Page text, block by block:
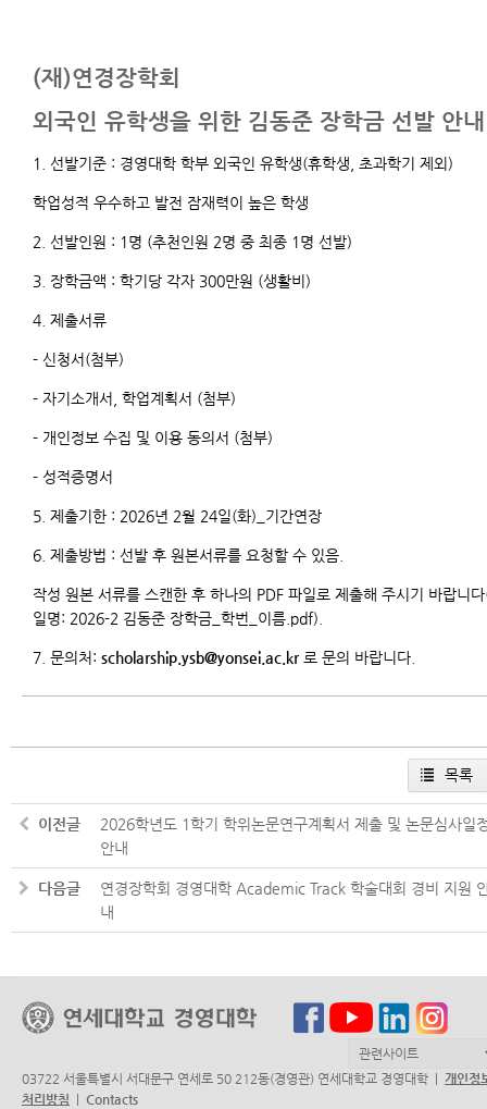
(재)연경장학회
외국인 유학생을 위한 김동준 장학금 선발 안
1. 선발기준 : 경영대학 학부 외국인 유학생(휴학생, 초과학기 제외)
학업성적 우수하고 발전 잠재력이 높은 학생
2. 선발인원 : 1명 (추천인원 2명 중 최종 1명 선발)
3. 장학금액 : 학기당 각자 300만원 (생활비)
4. 제출서류
- 신청서(첨부)
- 자기소개서, 학업계획서 (첨부)
- 개인정보 수집 및 이용 동의서 (첨부)
- 성적증명서
5. 제출기한 : 2026년 2월 24일(화)_기간연장
6. 제출방법 : 선발 후 원본서류를 요청할 수 있음.
작성 원본 서류를 스캔한 후 하나의 PDF 파일로 제출해 주시기 바랍니
일명: 2026-2 김동준 장학금_학번_이름.pdf).
7. 문의처: scholarship.ysb@yonsei.ac.kr로 문의 바랍니다.
목록
이전글
2026학년도 1학기 학위논문연구계획서 제출 및 논문심사일
안내
다음글
연경장학회 경영대학 Academic Track 학술대회 경비 지원
내
03722 서울특별시 서대문구 연세로 50 212동(경영관) 연세대학교 경영대학 | 개인정
처리방침
Contacts